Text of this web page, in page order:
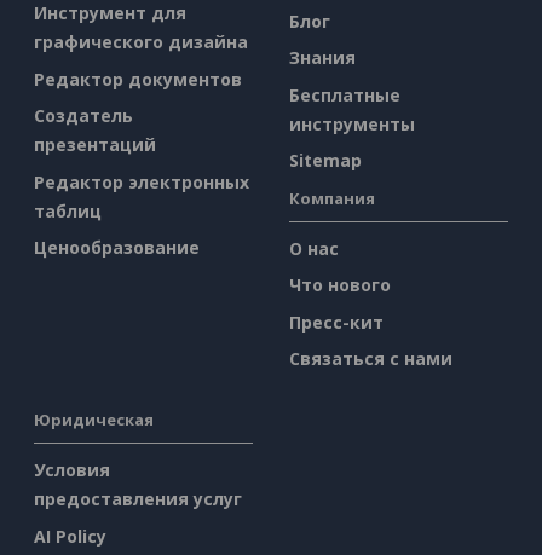
Инструмент для
графического дизайна
Редактор документов
Создатель
презентаций
Редактор электронных
таблиц
Ценообразование
Блог
Знания
Бесплатные
инструменты
Sitemap
Компания
О нас
Что нового
Пресс-кит
Связаться с нами
Юридическая
Условия
предоставления услуг
AI Policy